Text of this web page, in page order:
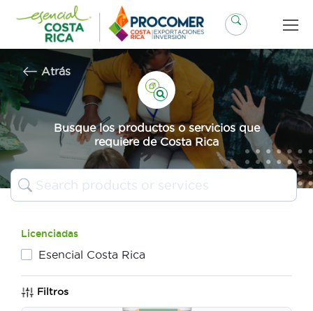
contenido
Atrás
Busque los productos o servicios que
requiere de Costa Rica
Licenciadas
Esencial Costa Rica
Filtros